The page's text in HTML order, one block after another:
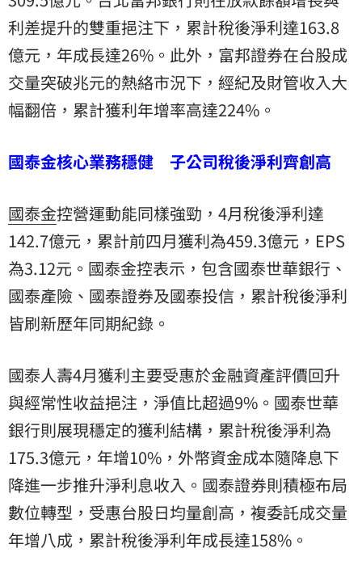
利差提升的雙重挹注下，累計稅後淨利達163.8
億元，年成長達26%。此外，富邦證券在台股成
交量突破兆元的熱絡市況下，經紀及財管收入大
幅翻倍，累計獲利年增率高達224%。
國泰金核心業務穩健 子公司稅後淨利齊創高
國泰金控營運動能同樣強勁，4月稅後淨利達
142.7億元，累計前四月獲利為459.3億元，EPS
為3.12元。國泰金控表示，包含國泰世華銀行、
國泰產險、國泰證券及國泰投信，累計稅後淨利
皆刷新歷年同期紀錄。
國泰人壽4月獲利主要受惠於金融資產評價回升
與經常性收益挹注，淨值比超過9%。國泰世華
銀行則展現穩定的獲利結構，累計稅後淨利為
175.3億元，年增10%，外幣資金成本隨降息下
降進一步推升淨利息收入。國泰證券則積極布局
數位轉型，受惠台股日均量創高，複委託成交量
年增八成，累計稅後淨利年成長達158%。